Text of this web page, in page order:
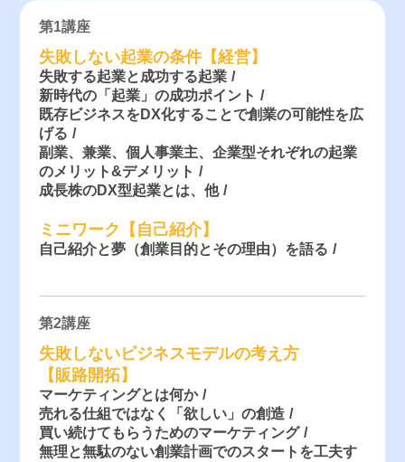
第1講座
失敗しない起業の条件【経営】
失敗する起業と成功する起業
新時代の「起業」の成功ポイント
既存ビジネスをDX化することで創業の可能性を広
げる
副業、兼業、個人事業主、企業型それぞれの起業
のメリット&デメリット
成長株のDX型起業とは、他
ミニワーク【自己紹介】
自己紹介と夢（創業目的とその理由）を語る
第2講座
失敗しないビジネスモデルの考え方
【販路開拓】
マーケティングとは何か
売れる仕組ではなく「欲しい」の創造
買い続けてもらうためのマーケティング
無理と無駄のない創業計画でのスタートを工夫す